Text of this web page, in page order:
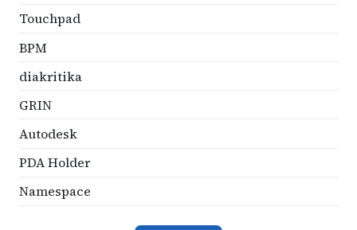
Touchpad
BPM
diakritika
GRIN
Autodesk
PDA Holder
Namespace